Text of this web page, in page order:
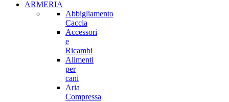
ARMERIA
Abbigliamento
Caccia
Accessori
e
Ricambi
Alimenti
per
cani
Aria
Compressa